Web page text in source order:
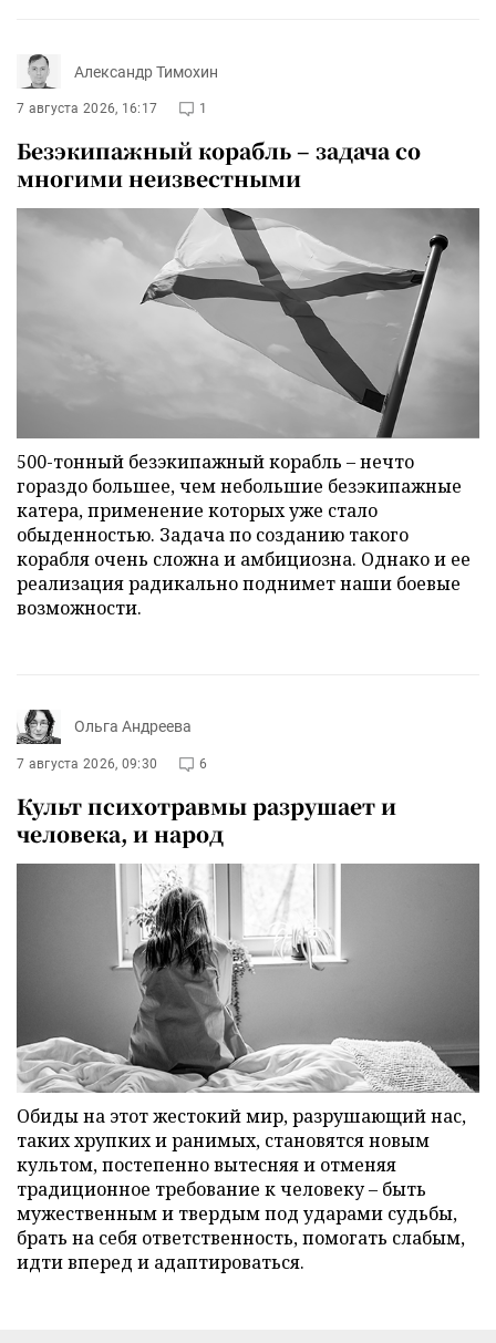
Александр Тимохин
7 августа 2026, 16:17 1
Безэкипажный корабль – задача со
многими неизвестными
500-тонный безэкипажный корабль – нечто
гораздо большее, чем небольшие безэкипажные
катера, применение которых уже стало
обыденностью. Задача по созданию такого
корабля очень сложна и амбициозна. Однако и ее
реализация радикально поднимет наши боевые
возможности.
Ольга Андреева
7 августа 2026, 09:30 6
Культ психотравмы разрушает и
человека, и народ
Обиды на этот жестокий мир, разрушающий нас,
таких хрупких и ранимых, становятся новым
культом, постепенно вытесняя и отменяя
традиционное требование к человеку – быть
мужественным и твердым под ударами судьбы,
брать на себя ответственность, помогать слабым,
идти вперед и адаптироваться.